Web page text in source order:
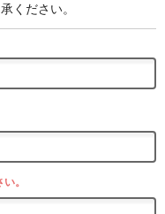
ください。
。